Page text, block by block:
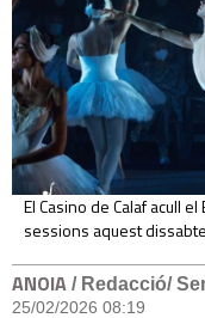
El Casino de Calaf acull
sessions aquest
ANOIA / Redacció/
25/02/2026 08:19